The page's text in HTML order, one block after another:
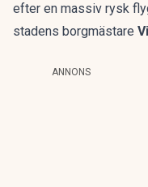
efter en massiv rysk
stadens borgmästare
ANNONS